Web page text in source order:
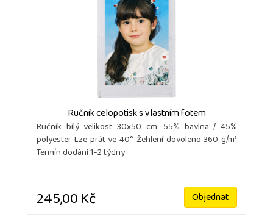
Ručník celopotisk s vlastním fotem
Ručník bílý velikost 30x50 cm. 55% bavlna / 45%
polyester Lze prát ve 40° Žehlení dovoleno 360 g/m²
Termín dodání 1-2 týdny
245,00 Kč Objednat